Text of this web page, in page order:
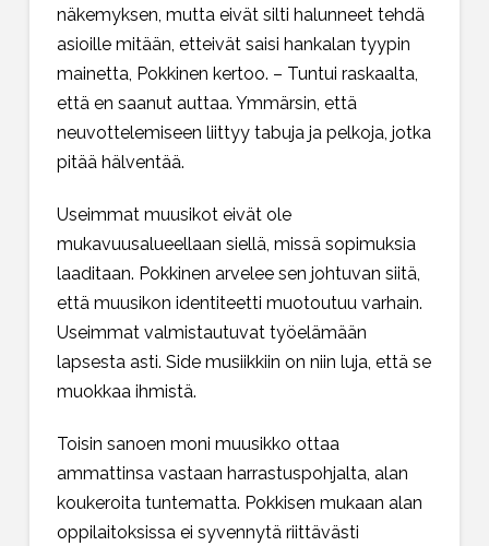
näkemyksen, mutta eivät silti halunneet tehdä
asioille mitään, etteivät saisi hankalan tyypin
mainetta, Pokkinen kertoo. – Tuntui raskaalta,
että en saanut auttaa. Ymmärsin, että
neuvottelemiseen liittyy tabuja ja pelkoja, jotka
pitää hälventää.
Useimmat muusikot eivät ole
mukavuusalueellaan siellä, missä sopimuksia
laaditaan. Pokkinen arvelee sen johtuvan siitä,
että muusikon identiteetti muotoutuu varhain.
Useimmat valmistautuvat työelämään
lapsesta asti. Side musiikkiin on niin luja, että se
muokkaa ihmistä.
Toisin sanoen moni muusikko ottaa
ammattinsa vastaan harrastuspohjalta, alan
koukeroita tuntematta. Pokkisen mukaan alan
oppilaitoksissa ei syvennytä riittävästi